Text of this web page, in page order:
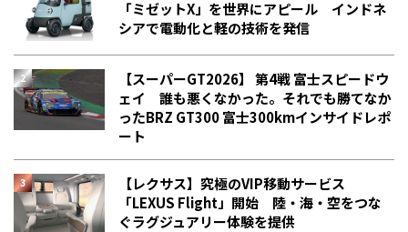
「ミゼットX」を世界にアピール インドネ
シアで電動化と軽の技術を発信
【スーパーGT2026】 第4戦 富士スピードウ
ェイ 誰も悪くなかった。それでも勝てなか
った――BRZ GT300 富士300kmインサイドレポ
ート
【レクサス】究極のVIP移動サービス
「LEXUS Flight」開始 陸・海・空をつな
ぐラグジュアリー体験を提供